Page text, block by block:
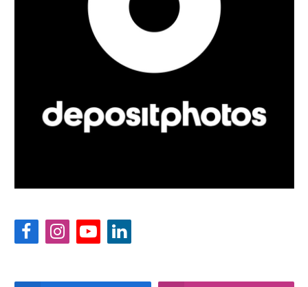
FacebookInstagramYouTubeLinkedIn